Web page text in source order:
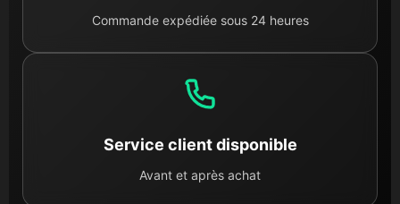
Commande expédiée sous 24 heures
Service client disponible
Avant et après achat